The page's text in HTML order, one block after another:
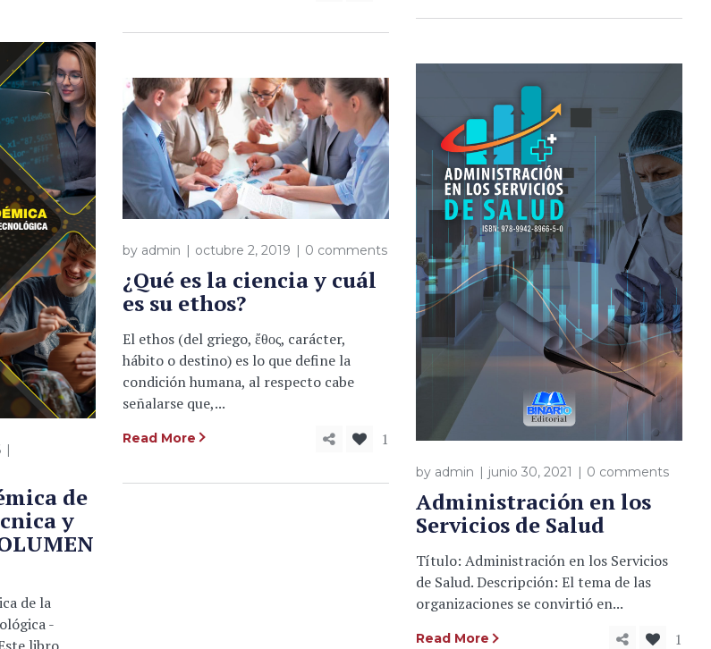
de
y
de la
-
by admin junio 30, 2021 0 comments
Administración en los
Servicios de Salud
Título: Administración en los Servicios
de Salud. Descripción: El tema de las
organizaciones se convirtió en...
Read More 1
by admin octubre 2, 2019 0 comments
¿Qué es la ciencia y cuál
es su ethos?
El ethos (del griego, ἔθος, carácter,
hábito o destino) es lo que define la
condición humana, al respecto cabe
señalarse que,...
Read More 1